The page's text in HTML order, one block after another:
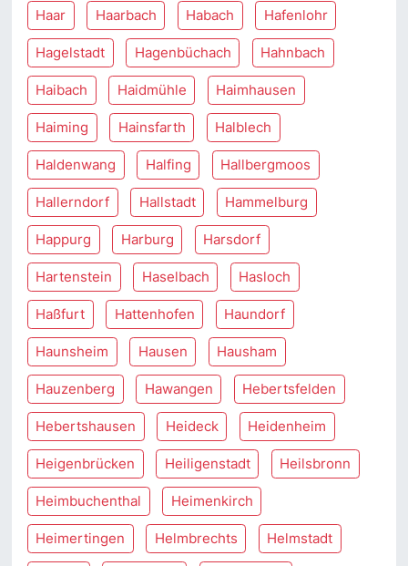
Haar Haarbach Habach Hafenlohr
Hagelstadt Hagenbüchach Hahnbach
Haibach Haidmühle Haimhausen
Haiming Hainsfarth Halblech
Haldenwang Halfing Hallbergmoos
Hallerndorf Hallstadt Hammelburg
Happurg Harburg Harsdorf
Hartenstein Haselbach Hasloch
Haßfurt Hattenhofen Haundorf
Haunsheim Hausen Hausham
Hauzenberg Hawangen Hebertsfelden
Hebertshausen Heideck Heidenheim
Heigenbrücken Heiligenstadt Heilsbronn
Heimbuchenthal Heimenkirch
Heimertingen Helmbrechts Helmstadt